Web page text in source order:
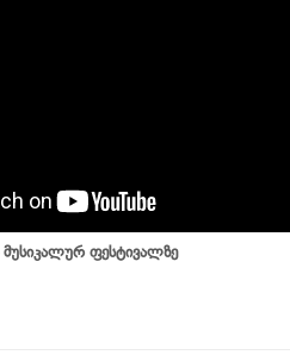
მუსიკალურ ფესტივალზე